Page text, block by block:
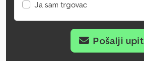
Ja sam trgovac
Pošalji upit